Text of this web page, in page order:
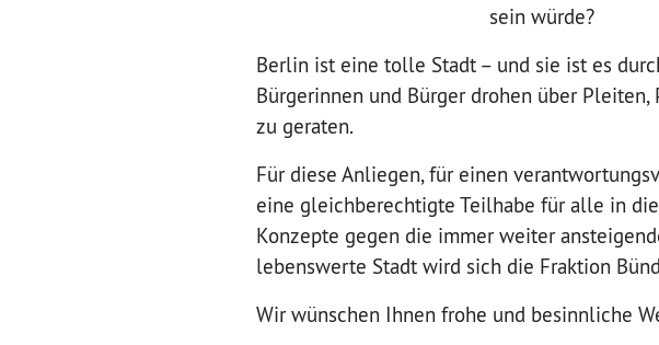
sein würde?
Berlin ist eine tolle Stadt – und sie ist es
Bürgerinnen und Bürger drohen über
zu geraten.
Für diese Anliegen, für einen
eine gleichberechtigte Teilhabe für alle in
Konzepte gegen die immer weiter
lebenswerte Stadt wird sich die Fraktion
Wir wünschen Ihnen frohe und besinnliche